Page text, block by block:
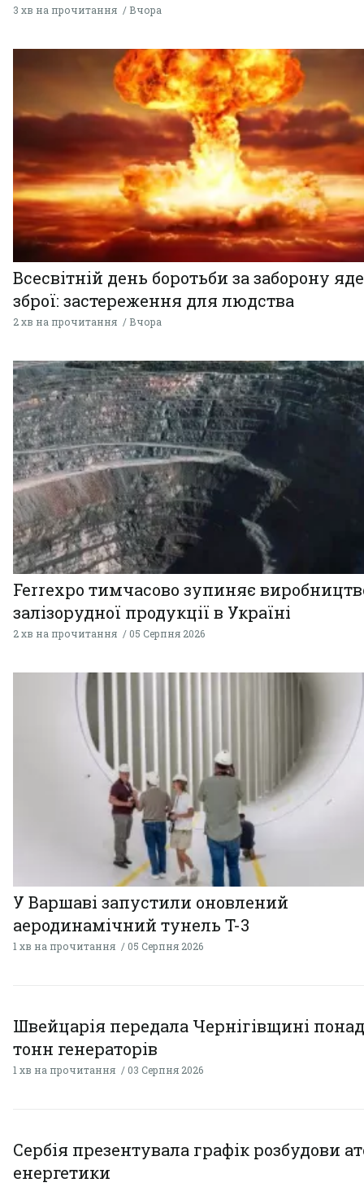
3 хв на прочитання Вчора
Всесвітній день боротьби за заборону
зброї: застереження для людства
2 хв на прочитання Вчора
Ferrexpo тимчасово зупиняє
залізорудної продукції в Україні
2 хв на прочитання 05 Серпня 2026
У Варшаві запустили оновлений
аеродинамічний тунель T-3
1 хв на прочитання 05 Серпня 2026
Швейцарія передала Чернігівщині
тонн генераторів
1 хв на прочитання 03 Серпня 2026
Сербія презентувала графік розбудови
енергетики